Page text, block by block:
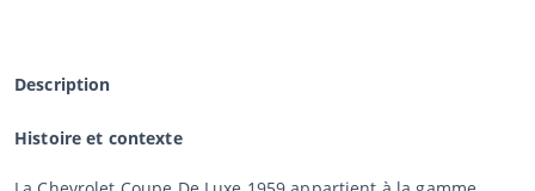
Description
Histoire et contexte